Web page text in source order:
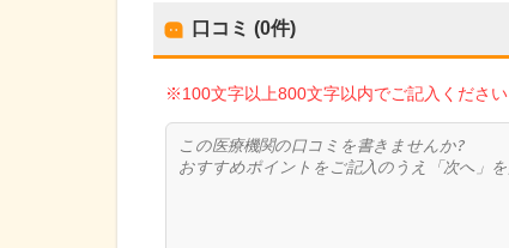
口コミ (0件)
※100文字以上800文字以内でご記入ください